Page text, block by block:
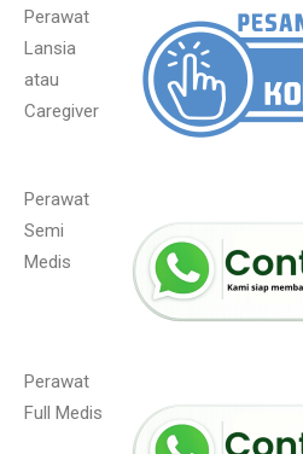
Perawat
Lansia
atau
Caregiver
Perawat
Semi
Medis
Perawat
Full Medis